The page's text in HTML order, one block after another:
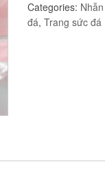
Jewelry
quantity
Categories:
đá, Trang sức đá